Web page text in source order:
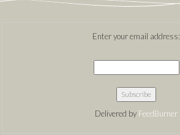
Enter your email address:
Delivered by FeedBurner